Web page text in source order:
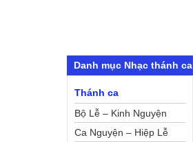
Danh mục Nhạc thánh ca
Thánh ca
Bộ Lễ – Kinh Nguyện
Ca Nguyện – Hiệp Lễ